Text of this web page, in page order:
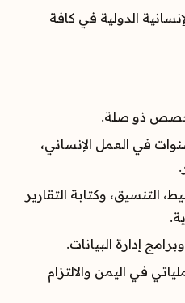
الدولية في كافة
ذو صلة.
مهنية من 3 إلى 5 سنوات في العمل الإنساني،
التنسيق، وكتابة التقارير
إدارة البيانات.
في اليمن والالتزام